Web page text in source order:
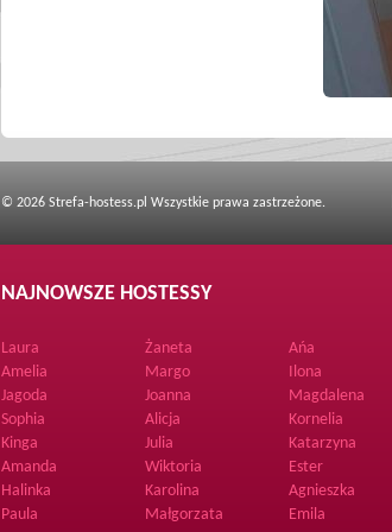
© 2026 Strefa-hostess.pl Wszystkie prawa zastrzeżone.
NAJNOWSZE HOSTESSY
Laura Żaneta Ańa
Amelia
Margo Ilona
Jagoda
Joanna Magdalena
Sophia
Alicja Kornelia
Kinga
Julia Katarzyna
Amanda
Wiktoria Ester
Halinka
Karolina Agnieszka
Paula
Małgorzata Emila